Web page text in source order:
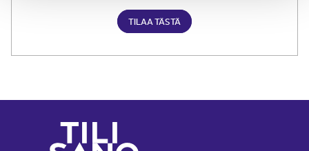
TILAA TÄSTÄ